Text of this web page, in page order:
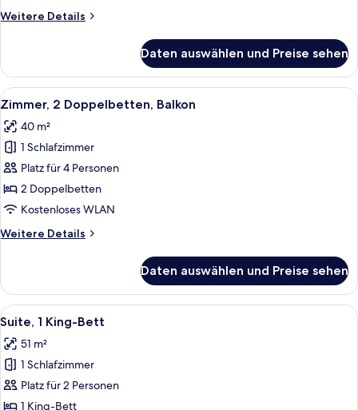
Weitere Details
Weitere
1 King-
Bett,
Balkon
Daten auswählen und Preise sehen
Alle
Fotos
für
Zimmer,
2 Doppelbetten,
Balkon
anzeigen
Ein Hotelzimmer mit
7
Zimmer, 2 Doppelbetten, Balkon
40 m²
1 Schlafzimmer
Platz für 4 Personen
2 Doppelbetten
Kostenloses WLAN
Weitere Details
Weitere
2 Doppelbetten,
Balkon
Daten auswählen und Preise sehen
Alle
Fotos
für
Suite,
1 King-
Bett
Ein Hotelzimmer mit großem
6
Suite, 1 King-Bett
51 m²
1 Schlafzimmer
Platz für 2 Personen
1 King-Bett